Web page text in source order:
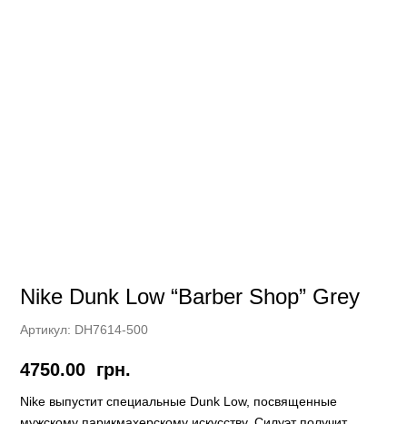
Nike Dunk Low “Barber Shop” Grey
Артикул: DH7614-500
4750.00 грн.
Nike выпустит специальные Dunk Low, посвященные